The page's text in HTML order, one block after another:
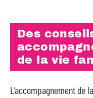
Des
de la vie
L’accompagnement de la